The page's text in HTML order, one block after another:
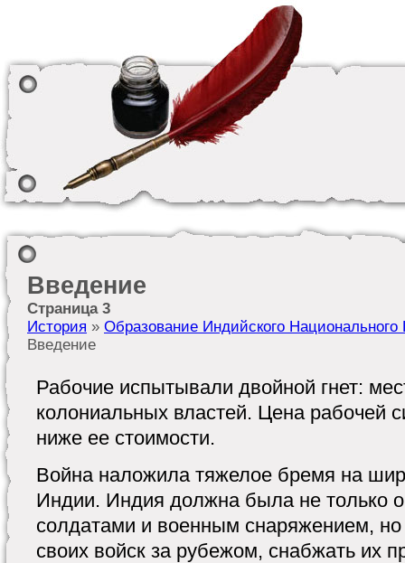
Введение
Страница 3
История » Образование Индийского Национального
Введение
Рабочие испытывали двойной гнет:
колониальных властей. Цена рабочей
ниже ее стоимости.
Война наложила тяжелое бремя на
Индии. Индия должна была не только
солдатами и военным снаряжением,
своих войск за рубежом, снабжать их